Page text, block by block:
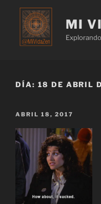
MI
DÍA: 18 DE ABRIL
ABRIL 18, 2017